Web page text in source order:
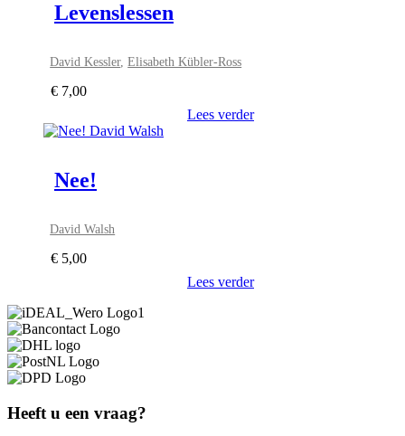
Levenslessen
David Kessler,Elisabeth Kübler-Ross
€ 7,00
Lees verder
Nee!
David Walsh
€ 5,00
Lees verder
Heeft u een vraag?